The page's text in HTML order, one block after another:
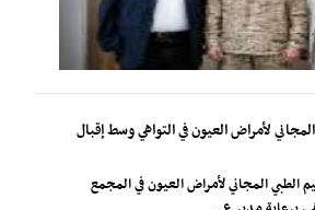
لأمراض العيون في التواهي وسط إقبال
الطبي المجاني لأمراض العيون في المجمع